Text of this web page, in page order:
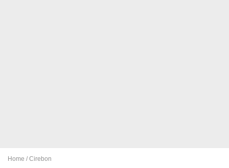
Home / Cirebon